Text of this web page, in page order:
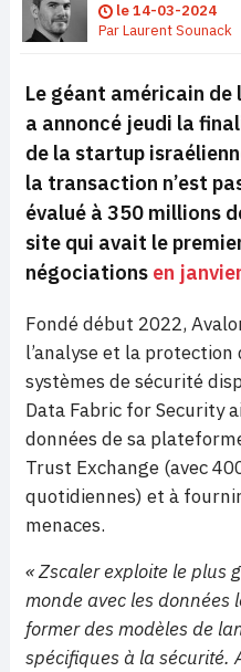
le14-03-2024
ParLaurent Sounack
Le géant américain
a annoncé jeudi la
de la startup
la transaction n’est
évalué à 350 millions
site qui avait le
négociations en
Fondé début 2022,
l’analyse et la protection
systèmes de sécurité
Data Fabric for Security
données de sa
Trust Exchange (avec
quotidiennes) et à
menaces.
« Zscaler exploite le plus
monde avec les données
former des modèles de
spécifiques à la sécurité.